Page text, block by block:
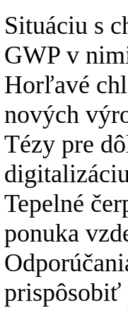
Situáciu s
GWP v
Horľavé
nových
Tézy pre
Tepelné
ponuka
prispôsobiť